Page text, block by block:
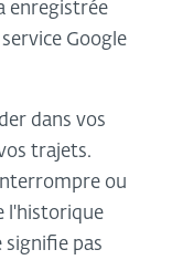
enregistrée
Google
dans vos
trajets.
ou
l'historique
signifie pas